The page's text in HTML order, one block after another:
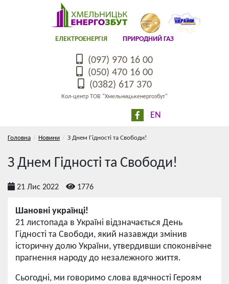
ЕЛЕКТРОЕНЕРГІЯ ПРИРОДНИЙ ГАЗ
(097) 970 16 00
(050) 470 16 00
(0382) 617 370
Кол-центр ТОВ "Хмельницькенергозбут"
EN
Головна Новини З Днем Гідності та Свободи!
З Днем Гідності та Свободи!
21 Лис 2022 1776
Шановні українці!
21 листопада в Україні відзначається День
Гідності та Свободи, який назавжди змінив
історичну долю України, утвердивши споконвічне
прагнення народу до незалежного життя.
Сьогодні, ми говоримо слова вдячності Героям